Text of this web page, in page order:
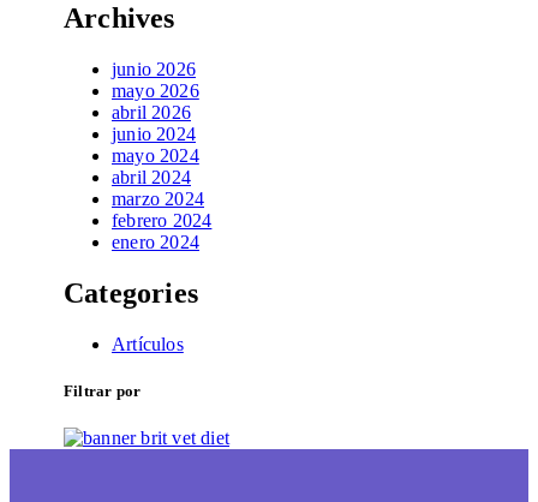
Archives
junio 2026
mayo 2026
abril 2026
junio 2024
mayo 2024
abril 2024
marzo 2024
febrero 2024
enero 2024
Categories
Artículos
Filtrar por